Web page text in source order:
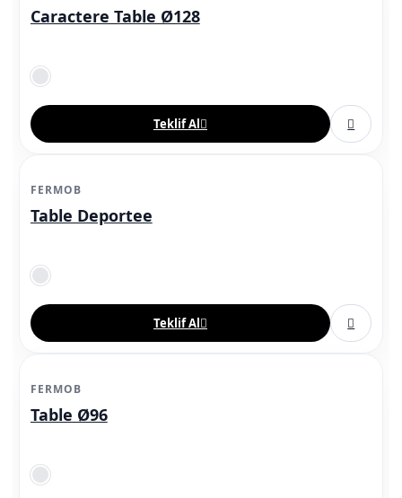
Caractere Table Ø128
Teklif Al
FERMOB
Table Deportee
Teklif Al
FERMOB
Table Ø96